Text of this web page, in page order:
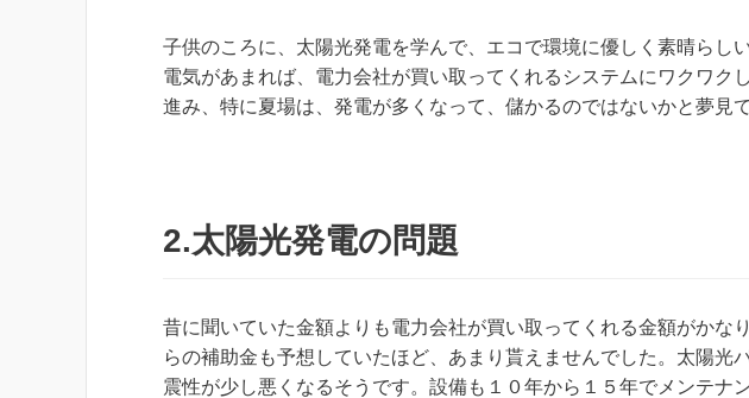
子供のころに、太陽光発電を学んで、エコで環境に優しく素晴らし
電気があまれば、電力会社が買い取ってくれるシステムにワクワク
進み、特に夏場は、発電が多くなって、儲かるのではないかと夢見
2.太陽光発電の問題
昔に聞いていた金額よりも電力会社が買い取ってくれる金額がかな
らの補助金も予想していたほど、あまり貰えませんでした。太陽光
震性が少し悪くなるそうです。設備も１０年から１５年でメンテナ